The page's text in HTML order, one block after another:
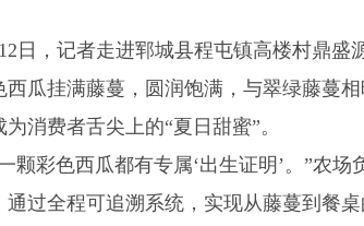
日，记者走进郓城县程屯镇高楼村鼎
西瓜挂满藤蔓，圆润饱满，与翠绿藤蔓
消费者舌尖上的“夏日甜蜜”。
颗彩色西瓜都有专属‘出生证明’。”农
通过全程可追溯系统，实现从藤蔓到餐